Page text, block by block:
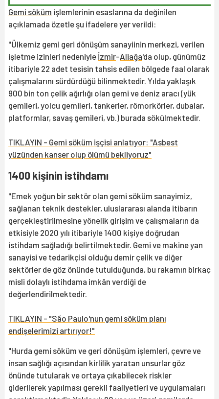
Gemi söküm işlemlerinin esaslarına da değinilen
açıklamada özetle şu ifadelere yer verildi:
"Ülkemiz gemi geri dönüşüm sanayiinin merkezi, verilen
işletme izinleri nedeniyle İzmir-Aliağa'da olup, günümüz
itibariyle 22 adet tesisin tahsis edilen bölgede faal olarak
çalışmalarını sürdürdüğü bilinmektedir. Yılda yaklaşık
900 bin ton çelik ağırlığı olan gemi ve deniz aracı (yük
gemileri, yolcu gemileri, tankerler, römorkörler, dubalar,
platformlar, savaş gemileri, vb.) burada sökülmektedir.
TIKLAYIN - Gemi söküm işçisi anlatıyor: "Asbest
yüzünden kanser olup ölümü bekliyoruz"
1400 kişinin istihdamı
"Emek yoğun bir sektör olan gemi söküm sanayimiz,
sağlanan teknik destekler, uluslararası alanda itibarın
gerçekleştirilmesine yönelik girişim ve çalışmaların da
etkisiyle 2020 yılı itibariyle 1400 kişiye doğrudan
istihdam sağladığı belirtilmektedir. Gemi ve makine yan
sanayisi ve tedarikçisi olduğu demir çelik ve diğer
sektörler de göz önünde tutulduğunda, bu rakamın birkaç
misli dolaylı istihdama imkân verdiği de
değerlendirilmektedir.
TIKLAYIN - "São Paulo'nun gemi söküm planı
endişelerimizi artırıyor!"
"Hurda gemi söküm ve geri dönüşüm işlemleri, çevre ve
insan sağlığı açısından kirlilik yaratan unsurlar göz
önünde tutularak ve ortaya çıkabilecek riskler
giderilerek yapılması gerekli faaliyetleri ve uygulamaları